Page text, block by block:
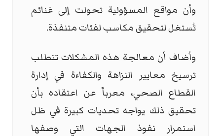
وأن مواقع المسؤولية تحولت إلى غنائم
تُستغل لتحقيق مكاسب لفئات متنفذة.
وأضاف أن معالجة هذه المشكلات تتطلب
ترسيخ معايير النزاهة والكفاءة في إدارة
القطاع الصحي، معرباً عن اعتقاده بأن
تحقيق ذلك يواجه تحديات كبيرة في ظل
استمرار نفوذ الجهات التي وصفها